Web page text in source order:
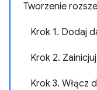
Tworzenie
Krok 1. Dodaj
Krok 2.
Krok 3. Włącz